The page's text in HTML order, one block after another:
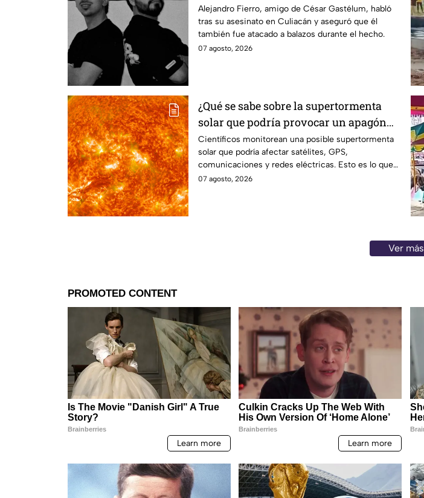
influencer: “A mí también me
dispararon”
Alejandro Fierro, amigo de César Gastélum, habló
tras su asesinato en Culiacán y aseguró que él
también fue atacado a balazos durante el hecho.
07 agosto, 2026
¿Qué se sabe sobre la supertormenta
solar que podría provocar un apagón
global?
Científicos monitorean una posible supertormenta
solar que podría afectar satélites, GPS,
comunicaciones y redes eléctricas. Esto es lo que
se sabe.
07 agosto, 2026
Ver más